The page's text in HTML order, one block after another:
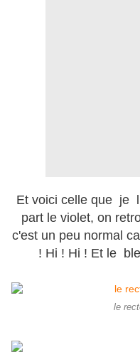
Et voici celle que je
part le violet, on
c'est un peu normal
! Hi ! Hi ! Et le
le